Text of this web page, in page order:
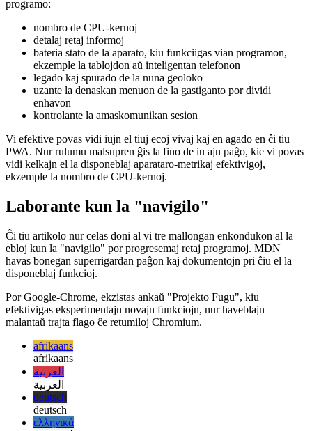
Iuj informoj, kiujn la "navigilo" ebligas al vi konsumi en via
programo:
nombro de CPU-kernoj
detalaj retaj informoj
bateria stato de la aparato, kiu funkciigas vian programon,
ekzemple la tablojdon aŭ inteligentan telefonon
legado kaj spurado de la nuna geoloko
enhavon
kontrolante la amaskomunikan sesion
Vi efektive povas vidi iujn el tiuj ecoj vivaj kaj en agado en ĉi tiu
PWA. Nur rulumu malsupren ĝis la fino de iu ajn paĝo, kie vi povas
vidi kelkajn el la disponeblaj aparataro-metrikaj efektivigoj,
ekzemple la nombro de CPU-kernoj.
Laborante kun la "navigilo"
Ĉi tiu artikolo nur celas doni al vi tre mallongan enkondukon al la
ebloj kun la "navigilo" por progresemaj retaj programoj. MDN
havas bonegan superrigardan paĝon kaj dokumentojn pri ĉiu el la
disponeblaj funkcioj.
Por Google-Chrome, ekzistas ankaŭ "Projekto Fugu", kiu
efektivigas eksperimentajn novajn funkciojn, nur haveblajn
malantaŭ trajta flago ĉe retumiloj Chromium.
afrikaans
afrikaans
العربية
العربية